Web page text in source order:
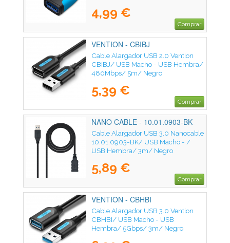
4,99 €
Comprar
VENTION - CBIBJ
Cable Alargador USB 2.0 Vention
CBIBJ/ USB Macho - USB Hembra/
480Mbps/ 5m/ Negro
5,39 €
Comprar
NANO CABLE - 10.01.0903-BK
Cable Alargador USB 3.0 Nanocable
10.01.0903-BK/ USB Macho - /
USB Hembra/ 3m/ Negro
5,89 €
Comprar
VENTION - CBHBI
Cable Alargador USB 3.0 Vention
CBHBI/ USB Macho - USB
Hembra/ 5Gbps/ 3m/ Negro